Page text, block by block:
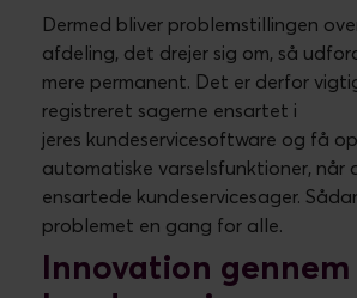
players
har en topledelse, der
orienterer sig om - og deltager i -
systematisk kundeservice-proces.
God service sker
Kunder forventer i dag, at de selv
behov online, når de har tiden og
forventer også, at der er let
menneske i kundeserviceafdelingen,
bliver for komplekse, eller når